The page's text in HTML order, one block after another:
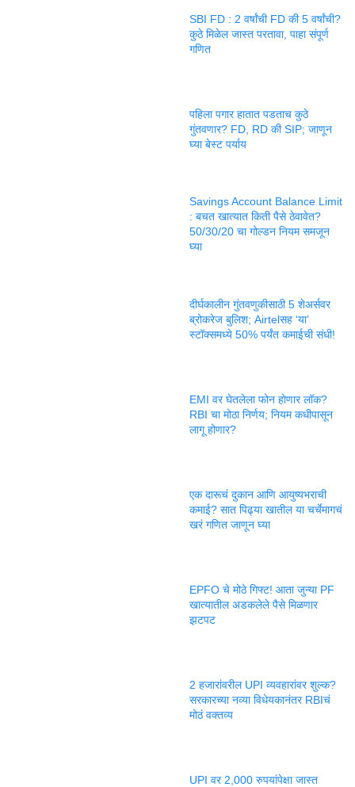
SBI FD : 2 वर्षांची FD की 5 वर्षांची?
कुठे मिळेल जास्त परतावा, पाहा संपूर्ण
गणित
पहिला पगार हातात पडताच कुठे
गुंतवणार? FD, RD की SIP; जाणून
घ्या बेस्ट पर्याय
Savings Account Balance Limit
: बचत खात्यात किती पैसे ठेवावेत?
50/30/20 चा गोल्डन नियम समजून
घ्या
दीर्घकालीन गुंतवणुकीसाठी 5 शेअर्सवर
ब्रोकरेज बुलिश; Airtelसह ‘या’
स्टॉक्समध्ये 50% पर्यंत कमाईची संधी!
EMI वर घेतलेला फोन होणार लॉक?
RBI चा मोठा निर्णय; नियम कधीपासून
लागू होणार?
एक दारूचं दुकान आणि आयुष्यभराची
कमाई? सात पिढ्या खातील या चर्चेमागचं
खरं गणित जाणून घ्या
EPFO चे मोठे गिफ्ट! आता जुन्या PF
खात्यातील अडकलेले पैसे मिळणार
झटपट
2 हजारांवरील UPI व्यवहारांवर शुल्क?
सरकारच्या नव्या विधेयकानंतर RBIचं
मोठं वक्तव्य
UPI वर 2,000 रुपयांपेक्षा जास्त